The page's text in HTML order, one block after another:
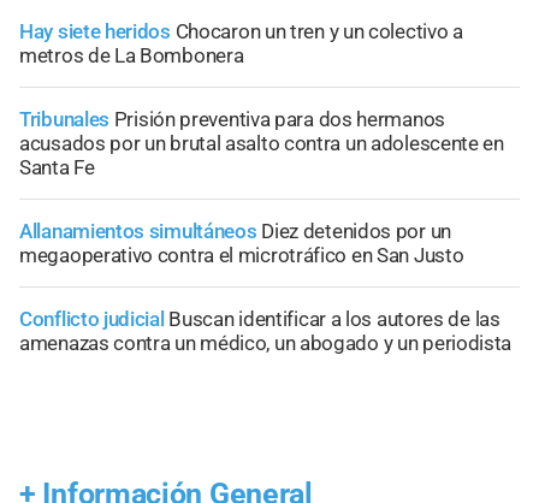
Hay siete heridos Chocaron un tren y un colectivo a
metros de La Bombonera
Tribunales Prisión preventiva para dos hermanos
acusados por un brutal asalto contra un adolescente en
Santa Fe
Allanamientos simultáneos Diez detenidos por un
megaoperativo contra el microtráfico en San Justo
Conflicto judicial Buscan identificar a los autores de las
amenazas contra un médico, un abogado y un periodista
+ Información General